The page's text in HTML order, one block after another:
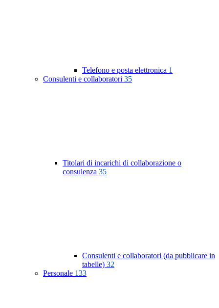
Telefono e posta elettronica 1
Consulenti e collaboratori 35
Titolari di incarichi di collaborazione o
consulenza 35
Consulenti e collaboratori (da pubblicare in
tabelle) 32
Personale 133